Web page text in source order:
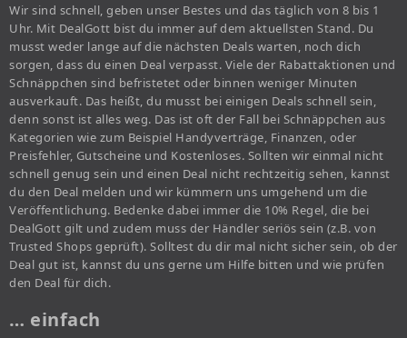
Wir sind schnell, geben unser Bestes und das täglich von 8 bis 1
Uhr. Mit DealGott bist du immer auf dem aktuellsten Stand. Du
musst weder lange auf die nächsten Deals warten, noch dich
sorgen, dass du einen Deal verpasst. Viele der Rabattaktionen und
Schnäppchen sind befristetet oder binnen weniger Minuten
ausverkauft. Das heißt, du musst bei einigen Deals schnell sein,
denn sonst ist alles weg. Das ist oft der Fall bei Schnäppchen aus
Kategorien wie zum Beispiel Handyverträge, Finanzen, oder
Preisfehler, Gutscheine und Kostenloses. Sollten wir einmal nicht
schnell genug sein und einen Deal nicht rechtzeitig sehen, kannst
du den Deal melden und wir kümmern uns umgehend um die
Veröffentlichung. Bedenke dabei immer die 10% Regel, die bei
DealGott gilt und zudem muss der Händler seriös sein (z.B. von
Trusted Shops geprüft). Solltest du dir mal nicht sicher sein, ob der
Deal gut ist, kannst du uns gerne um Hilfe bitten und wie prüfen
den Deal für dich.
… einfach